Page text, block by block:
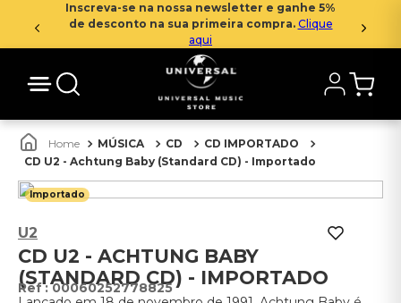
Inscreva-se na nossa newsletter e ganhe 5%
de desconto na sua primeira compra. Clique
aqui
MÚSICA CD
CD IMPORTADO
CD U2 - Achtung Baby (Standard CD) - Importado
Importado
U2
CD U2 - ACHTUNG BABY
(STANDARD CD) - IMPORTADO
:00060252778825